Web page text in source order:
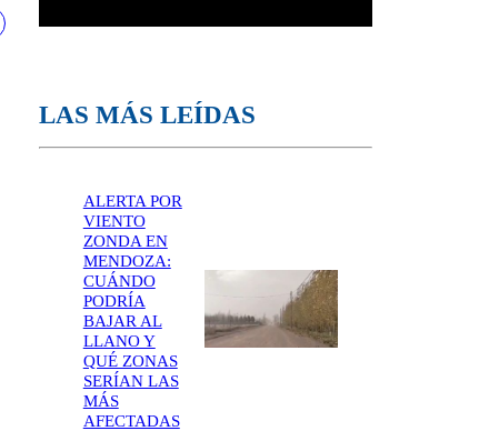
LAS MÁS LEÍDAS
ALERTA POR
VIENTO
ZONDA EN
MENDOZA:
CUÁNDO
PODRÍA
BAJAR AL
LLANO Y
QUÉ ZONAS
SERÍAN LAS
MÁS
AFECTADAS